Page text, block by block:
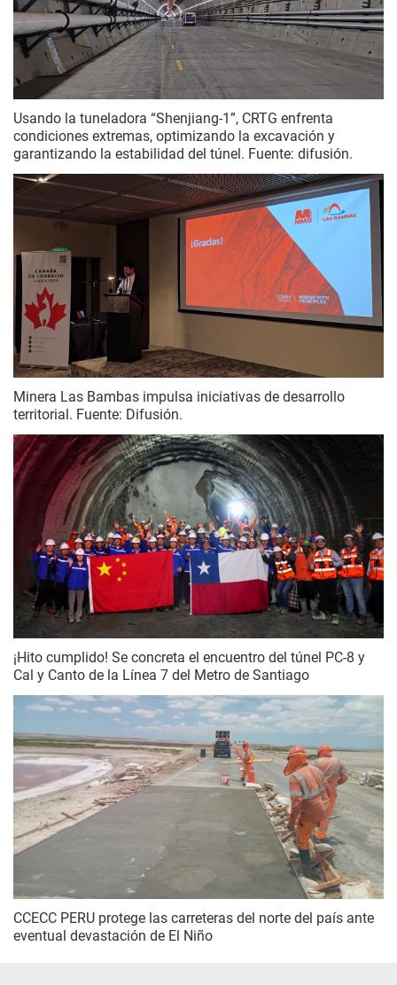
Usando la tuneladora “Shenjiang-1”, CRTG enfrenta
condiciones extremas, optimizando la excavación y
garantizando la estabilidad del túnel. Fuente: difusión.
Minera Las Bambas impulsa iniciativas de desarrollo
territorial. Fuente: Difusión.
¡Hito cumplido! Se concreta el encuentro del túnel PC-8 y
Cal y Canto de la Línea 7 del Metro de Santiago
CCECC PERU protege las carreteras del norte del país ante
eventual devastación de El Niño